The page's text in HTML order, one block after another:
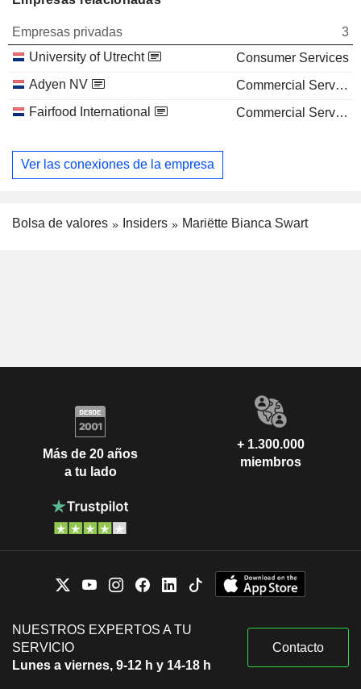
Empresas privadas
3
University of Utrecht
Consumer Services
Adyen NV
Commercial Services
Fairfood International
Commercial Services
Ver las conexiones de la empresa
Bolsa de valores Insiders Mariëtte Bianca Swart
Más de 20 años
a tu lado
+ 1.300.000
miembros
NUESTROS EXPERTOS A TU
SERVICIO
Lunes a viernes, 9-12 h y 14-18 h
Contacto